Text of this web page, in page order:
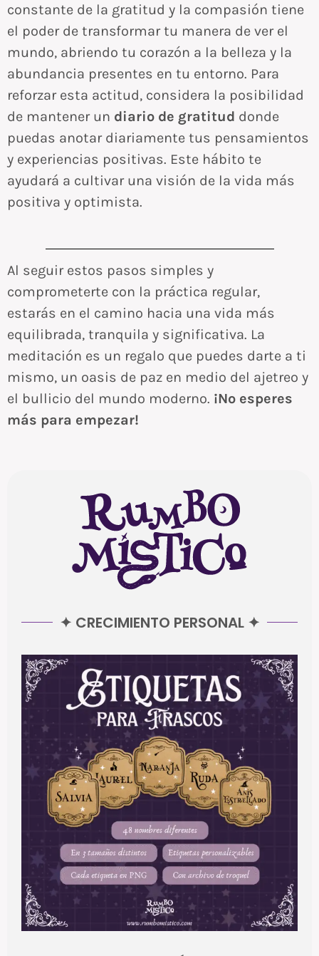
constante de la gratitud y la compasión tiene
el poder de transformar tu manera de ver el
mundo, abriendo tu corazón a la belleza y la
abundancia presentes en tu entorno. Para
reforzar esta actitud, considera la posibilidad
de mantener un diario de gratitud donde
puedas anotar diariamente tus pensamientos
y experiencias positivas. Este hábito te
ayudará a cultivar una visión de la vida más
positiva y optimista.
Al seguir estos pasos simples y
comprometerte con la práctica regular,
estarás en el camino hacia una vida más
equilibrada, tranquila y significativa. La
meditación es un regalo que puedes darte a ti
mismo, un oasis de paz en medio del ajetreo y
el bullicio del mundo moderno. ¡No esperes
más para empezar!
✦ CRECIMIENTO PERSONAL ✦